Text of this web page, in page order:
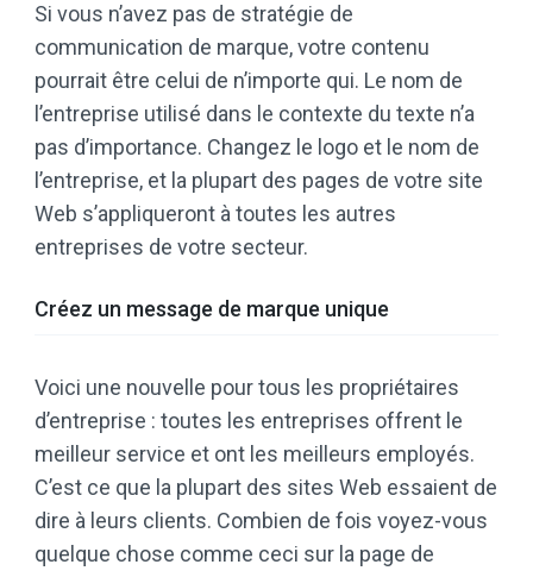
Si vous n’avez pas de stratégie de
communication de marque, votre contenu
pourrait être celui de n’importe qui. Le nom de
l’entreprise utilisé dans le contexte du texte n’a
pas d’importance. Changez le logo et le nom de
l’entreprise, et la plupart des pages de votre site
Web s’appliqueront à toutes les autres
entreprises de votre secteur.
Créez un message de marque unique
Voici une nouvelle pour tous les propriétaires
d’entreprise : toutes les entreprises offrent le
meilleur service et ont les meilleurs employés.
C’est ce que la plupart des sites Web essaient de
dire à leurs clients. Combien de fois voyez-vous
quelque chose comme ceci sur la page de